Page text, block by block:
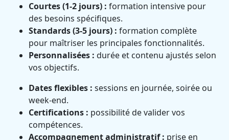
Courtes (1-2 jours) : formation intensive pour
des besoins spécifiques.
Standards (3-5 jours) : formation complète
pour maîtriser les principales fonctionnalités.
Personnalisées : durée et contenu ajustés selon
vos objectifs.
Dates flexibles : sessions en journée, soirée ou
week-end.
Certifications : possibilité de valider vos
compétences.
Accompagnement administratif : prise en